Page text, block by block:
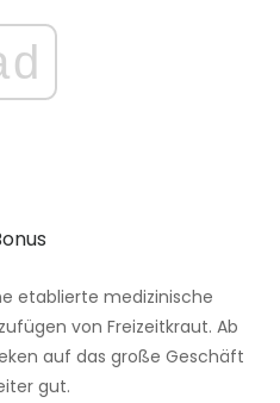
etablierte medizinische
von Freizeitkraut. Ab
auf das große Geschäft
gut.